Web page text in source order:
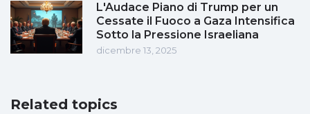
L'Audace Piano di Trump per un
Cessate il Fuoco a Gaza Intensifica
Sotto la Pressione Israeliana
dicembre 13, 2025
Related topics